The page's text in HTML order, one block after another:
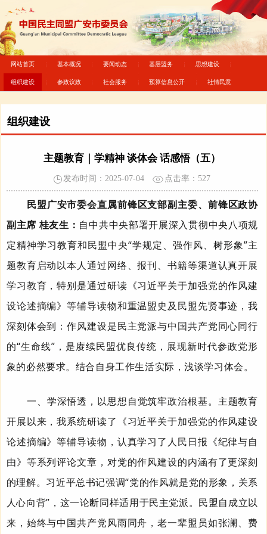
网站首页 基本概况 要闻动态 基层盟务 思想建设
组织建设 参政议政 社会服务 预算信息公开 社情民意
组织建设
主题教育｜学精神 谈体会 话感悟（五）
发布时间：2025-07-04 点击率： 527
民盟广安市委会直属前锋区支部副主委、前锋区政协
副主席 桂友生： 自中共中央部署开展深入贯彻中央八项规
定精神学习教育和民盟中央“学规定、强作风、树形象”主
题教育启动以本人通过网络、报刊、书籍等渠道认真开展
学习教育，特别是通过研读《习近平关于加强党的作风建
设论述摘编》等辅导读物和重温盟史及民盟先贤事迹，我
深刻体会到：作风建设是民主党派与中国共产党同心同行
的“生命线”，是赓续民盟优良传统，展现新时代参政党形
象的必然要求。结合自身工作生活实际，浅谈学习体会。
一、 学深悟透，以思想自觉筑牢政治根基。 主题教育
开展以来，我系统研读了《习近平关于加强党的作风建设
论述摘编》等辅导读物，认真学习了人民日报《纪律与自
由》等系列评论文章，对党的作风建设的内涵有了更深刻
的理解。习近平总书记强调“党的作风就是党的形象，关系
人心向背”，这一论断同样适用于民主党派。民盟自成立以
来，始终与中国共产党风雨同舟，老一辈盟员如张澜、费